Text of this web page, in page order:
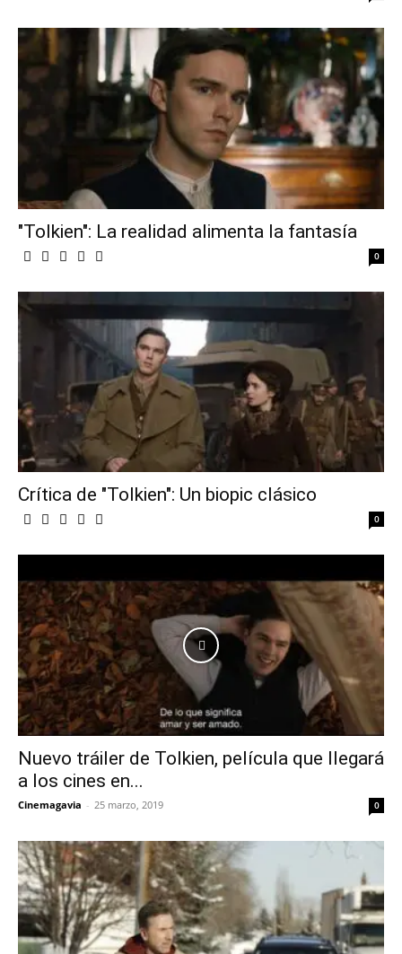
"Tolkien": La realidad alimenta la fantasía
0
Crítica de "Tolkien": Un biopic clásico
0
Nuevo tráiler de Tolkien, película que llegará
a los cines en...
Cinemagavia - 25 marzo, 2019 0